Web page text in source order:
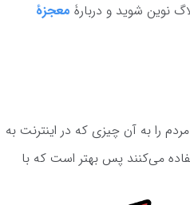
نوین شوید و دربارۀ معجزۀ
را به آن چیزی که در اینترنت به
گوگل استفاده می‌کنند پس بهتر است که با